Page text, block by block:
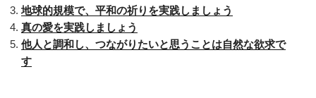
地球的規模で、平和の祈りを実践しましょう
真の愛を実践しましょう
他人と調和し、つながりたいと思うことは自然な欲求で
す